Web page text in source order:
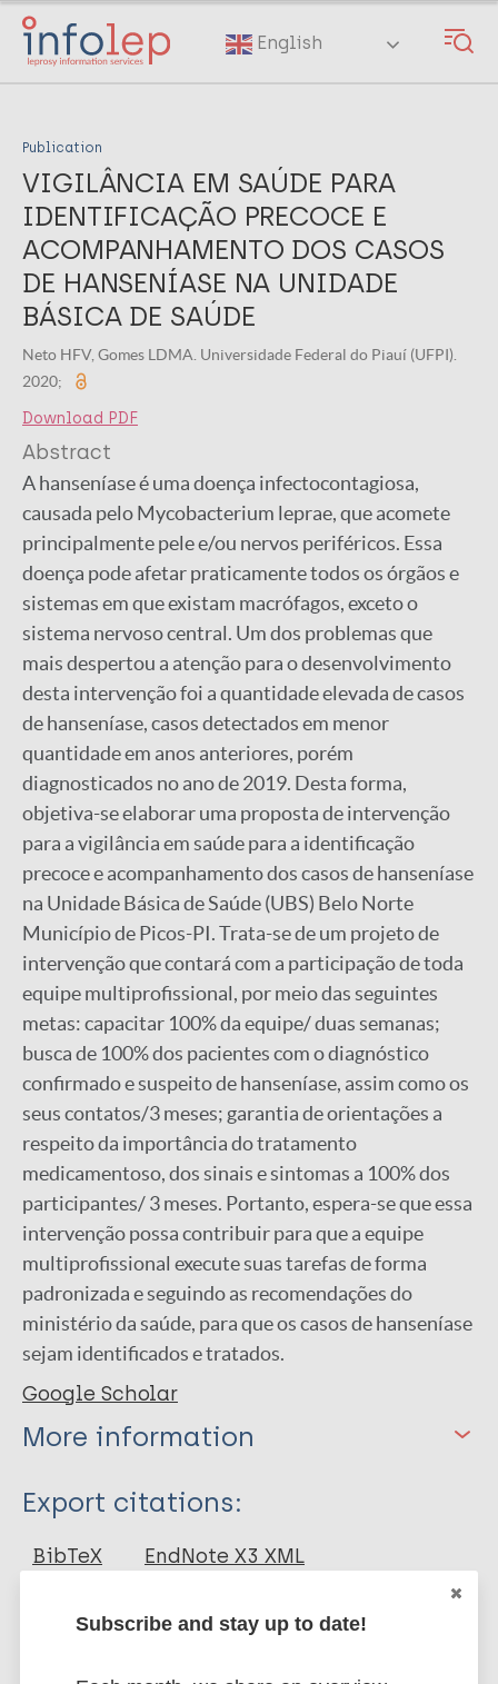
Skip
main
English
Publication
VIGILÂNCIA EM SAÚDE PARA
IDENTIFICAÇÃO PRECOCE E
ACOMPANHAMENTO DOS CASOS
DE HANSENÍASE NA UNIDADE
BÁSICA DE SAÚDE
Neto HFV, Gomes LDMA. Universidade Federal do Piauí (UFPI).
2020;
Download PDF
Abstract
A hanseníase é uma doença infectocontagiosa,
causada pelo Mycobacterium leprae, que acomete
principalmente pele e/ou nervos periféricos. Essa
doença pode afetar praticamente todos os órgãos e
sistemas em que existam macrófagos, exceto o
sistema nervoso central. Um dos problemas que
mais despertou a atenção para o desenvolvimento
desta intervenção foi a quantidade elevada de casos
de hanseníase, casos detectados em menor
quantidade em anos anteriores, porém
diagnosticados no ano de 2019. Desta forma,
objetiva-se elaborar uma proposta de intervenção
para a vigilância em saúde para a identificação
precoce e acompanhamento dos casos de hanseníase
na Unidade Básica de Saúde (UBS) Belo Norte
Município de Picos-PI. Trata-se de um projeto de
intervenção que contará com a participação de toda
equipe multiprofissional, por meio das seguintes
metas: capacitar 100% da equipe/ duas semanas;
busca de 100% dos pacientes com o diagnóstico
confirmado e suspeito de hanseníase, assim como os
seus contatos/3 meses; garantia de orientações a
respeito da importância do tratamento
medicamentoso, dos sinais e sintomas a 100% dos
participantes/ 3 meses. Portanto, espera-se que essa
intervenção possa contribuir para que a equipe
multiprofissional execute suas tarefas de forma
padronizada e seguindo as recomendações do
ministério da saúde, para que os casos de hanseníase
sejam identificados e tratados.
Google Scholar
More information
Type
Thesis
Export citations:
BibTeX
EndNote X3 XML
Marc
PubMedId RIS Rtf
Subscribe and stay up to date!